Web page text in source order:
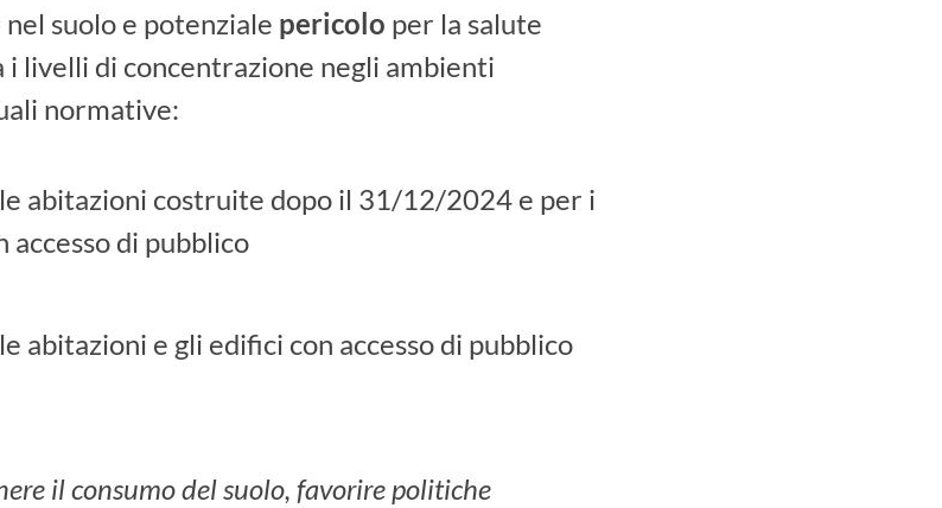
suolo e potenziale pericolo per la salute
i livelli di concentrazione negli ambienti
normative:
abitazioni costruite dopo il 31/12/2024 e per i
accesso di pubblico
abitazioni e gli edifici con accesso di pubblico
il consumo del suolo, favorire politiche